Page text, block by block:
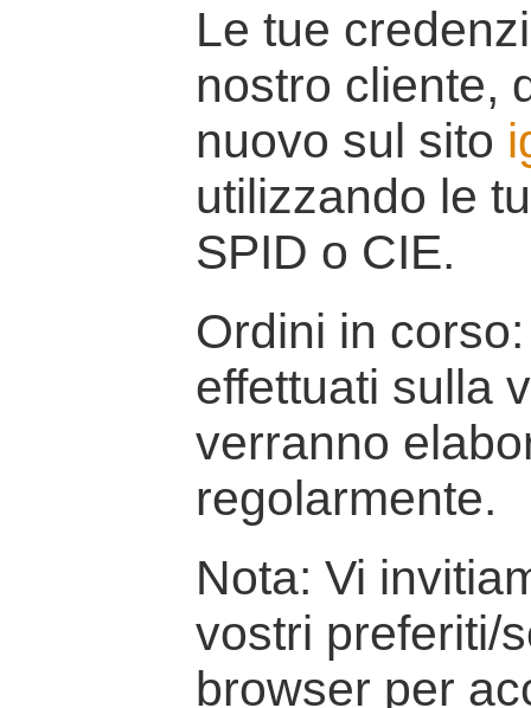
Le tue
nostro cliente,
nuovo sul sito
utilizzando le
SPID o CIE.
Ordini in
effettuati sulla
verranno
regolarmente.
Nota: Vi
vostri preferiti/
browser per